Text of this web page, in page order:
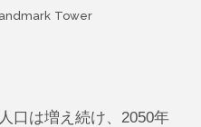
Tower
口は増え続け、2050年